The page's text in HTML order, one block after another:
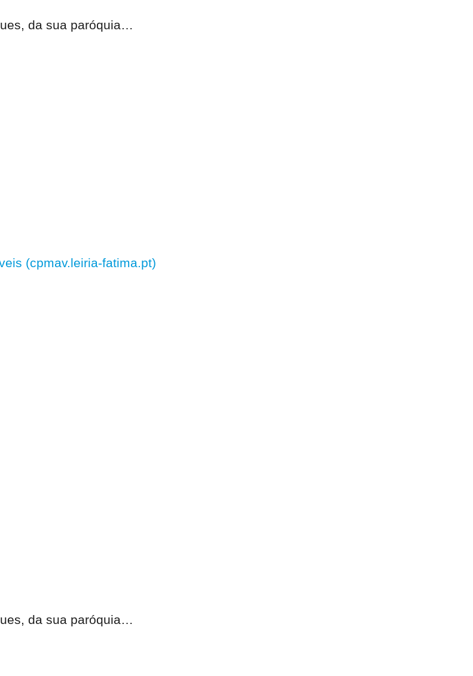
da sua paróquia…
(cpmav.leiria-fatima.pt)
da sua paróquia…